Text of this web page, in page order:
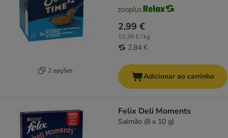
2 opções
2,99 €
10,38 € / kg
2,84 €
Adicionar ao carrinho
Felix Deli Moments
Salmão (8 x 10 g)